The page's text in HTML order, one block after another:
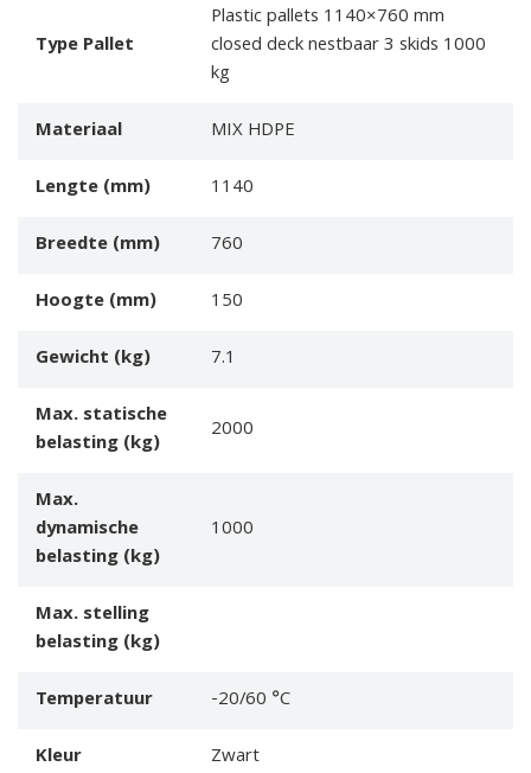
Type Pallet
Plastic pallets 1140×760 mm
closed deck nestbaar 3 skids 1000
kg
Materiaal
MIX HDPE
Lengte (mm)
1140
Breedte (mm)
760
Hoogte (mm)
150
Gewicht (kg)
7.1
Max. statische
belasting (kg)
2000
Max.
dynamische
belasting (kg)
1000
Max. stelling
belasting (kg)
Temperatuur
-20/60 °C
Kleur
Zwart